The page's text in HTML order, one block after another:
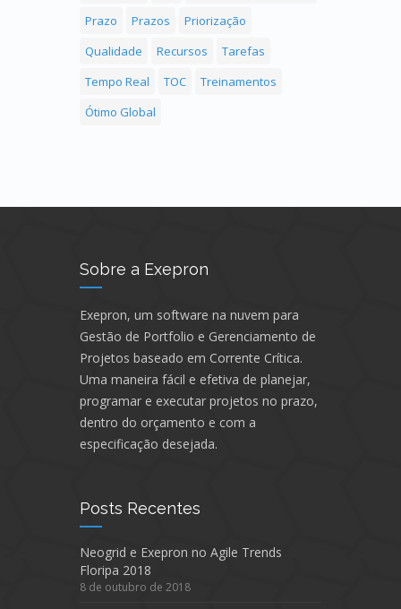
Prazo
Prazos
Priorização
Qualidade
Recursos
Tarefas
Tempo Real
TOC
Treinamentos
Ótimo Global
Sobre a Exepron
Exepron, um software na nuvem para
Gestão de Portfolio e Gerenciamento de
Projetos baseado em Corrente Crítica.
Uma maneira fácil e efetiva de planejar,
programar e executar projetos no prazo,
dentro do orçamento e com a
especificação desejada.
Posts Recentes
Neogrid e Exepron no Agile Trends
Floripa 2018
8 de outubro de 2018